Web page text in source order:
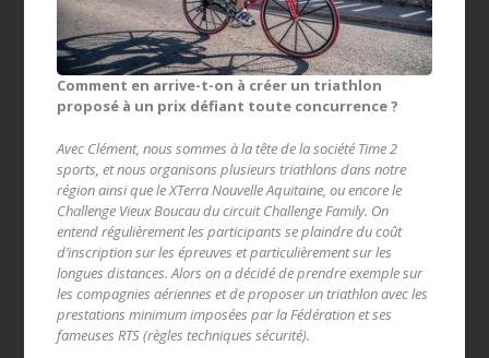
Comment en arrive-t-on à créer un triathlon
proposé à un prix défiant toute concurrence ?
Avec Clément, nous sommes à la tête de la société Time 2
sports, et nous organisons plusieurs triathlons dans notre
région ainsi que le XTerra Nouvelle Aquitaine, ou encore le
Challenge Vieux Boucau du circuit Challenge Family. On
entend régulièrement les participants se plaindre du coût
d’inscription sur les épreuves et particulièrement sur les
longues distances. Alors on a décidé de prendre exemple sur
les compagnies aériennes et de proposer un triathlon avec les
prestations minimum imposées par la Fédération et ses
fameuses RTS (règles techniques sécurité).